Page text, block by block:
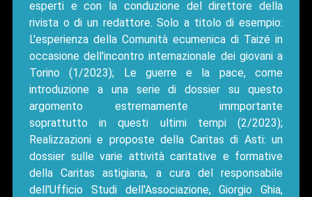
esperti e con la conduzione del direttore della
rivista o di un redattore. Solo a titolo di esempio:
L'esperienza della Comunità ecumenica di Taizé in
occasione dell'incontro internazionale dei giovani a
Torino (1/2023); Le guerre e la pace, come
introduzione a una serie di dossier su questo
argomento estremamente immportante
soprattutto in questi ultimi tempi (2/2023);
Realizzazioni e proposte della Caritas di Asti: un
dossier sulle varie attività caritative e formative
della Caritas astigiana, a cura del responsabile
dell'Ufficio Studi dell'Associazione, Giorgio Ghia,